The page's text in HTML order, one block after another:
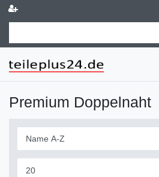
Premium Doppelnaht